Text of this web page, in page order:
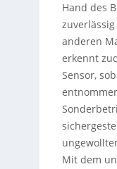
Hand des
anderen
erkennt
Sensor,
Mit dem